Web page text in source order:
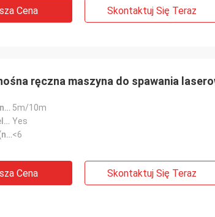
Cena Skontaktuj Się Teraz
ręczna maszyna do spawania
Optical Fiber Length: 5m/10m
Replaceable Welding Nozzle: Yes
Bandwidth 3dB(nm):<6
Cena Skontaktuj Się Teraz